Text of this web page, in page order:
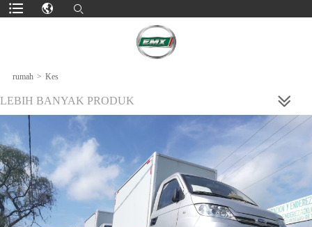
rumah > Kes
LEBIH BANYAK PRODUK